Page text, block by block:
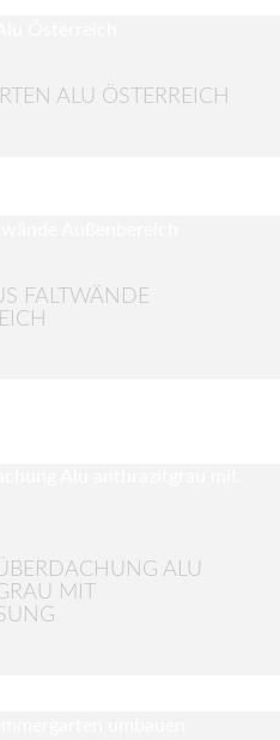
ALU ÖSTERREICH
FALTWÄNDE
ALU
MIT